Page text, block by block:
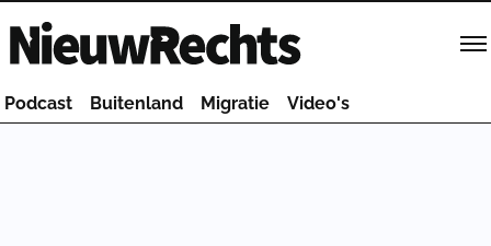
Homepage van NieuwRechts
Podcast Buitenland Migratie Video's